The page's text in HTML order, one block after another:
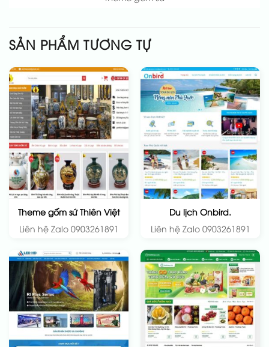
SẢN PHẨM TƯƠNG TỰ
Theme gốm sứ Thiên Việt
Liên hệ Zalo 0903261891
Du lịch Onbird.
Liên hệ Zalo 0903261891